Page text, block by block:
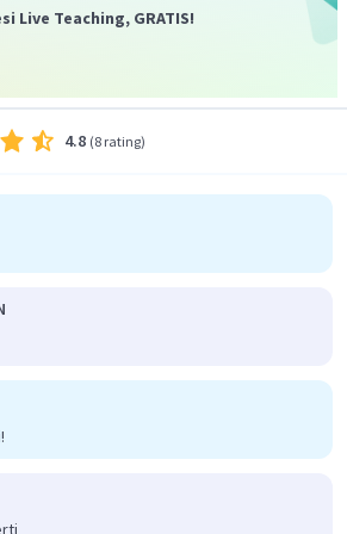
informasi dan komunikasi,
kehidupan masyarakat dalam
diatas, maka jawaban yang tepat
informasi dan komunikasi
pola kegiatan masyarakat
Live Teaching, GRATIS!
4.8 (8 rating)